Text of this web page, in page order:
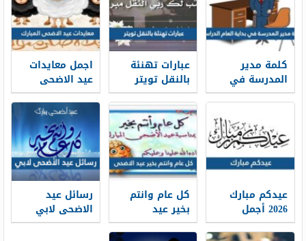
كلمة مدير
المدرسة في
بداية العام
الدراسي 1448
جاهزة للطباعة
عبارات تهنئة
بالنقل تويتر
1448 بالصور
اجمل معايدات
عيد الاضحى
المبارك 2026-
1448
عيدكم مبارك
2026 أجمل
كلمات وعبارات
كل عام وانتم
بخير عيد
الاضحى 2026 ،
رسائل عيد
الاضحى لابي
2026 … اجمل